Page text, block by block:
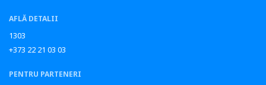
AFLĂ DETALII
1303
+373 22 21 03 03
PENTRU PARTENERI